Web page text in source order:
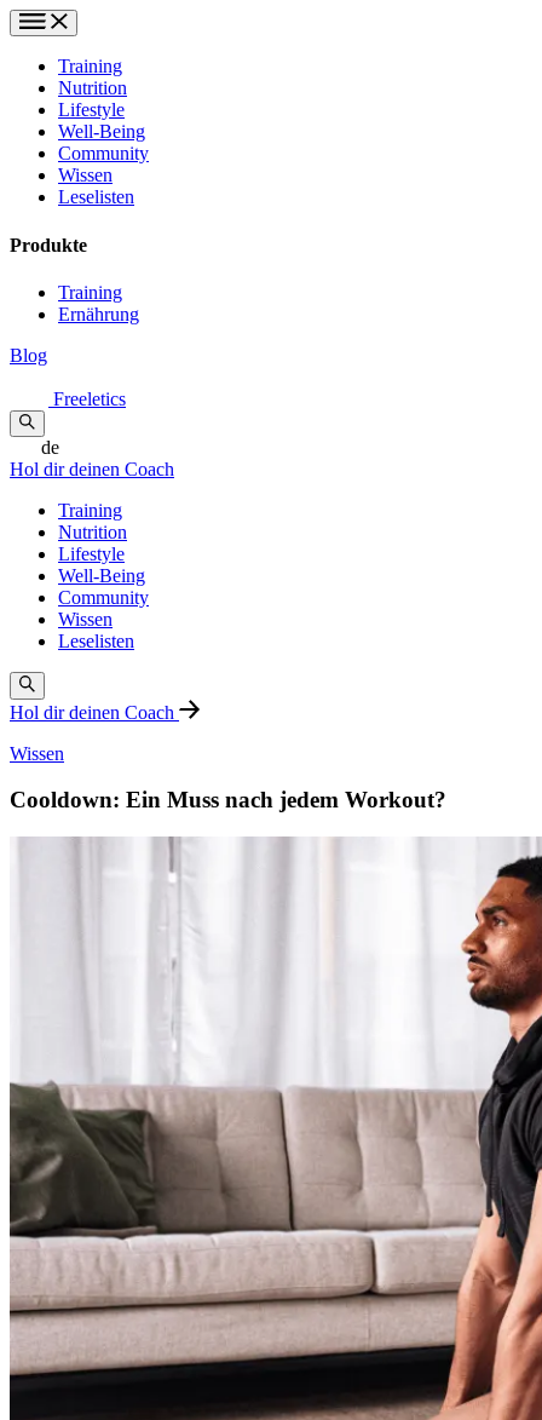
Training
Nutrition
Lifestyle
Well-Being
Community
Wissen
Leselisten
Produkte
Training
Ernährung
Blog
Freeletics
de
Hol dir deinen Coach
Training
Nutrition
Lifestyle
Well-Being
Community
Wissen
Leselisten
Hol dir deinen Coach
Wissen
Cooldown: Ein Muss nach jedem Workout?